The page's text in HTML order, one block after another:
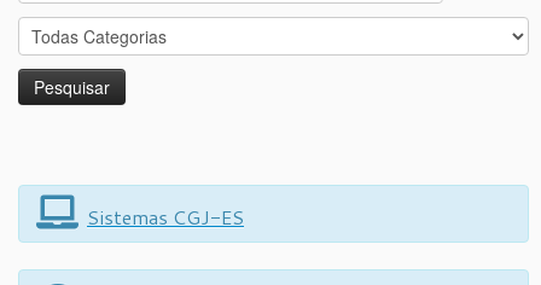
Sistemas CGJ-ES